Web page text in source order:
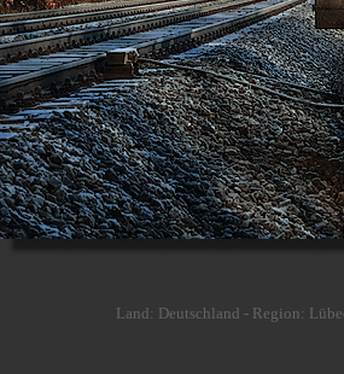
Land: Deutschland - Region: